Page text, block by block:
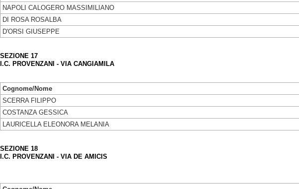
NAPOLI CALOGERO MASSIMILIANO
DI ROSA ROSALBA
D'ORSI GIUSEPPE
SEZIONE 17
I.C. PROVENZANI - VIA CANGIAMILA
Cognome/Nome
SCERRA FILIPPO
COSTANZA GESSICA
LAURICELLA ELEONORA MELANIA
SEZIONE 18
I.C. PROVENZANI - VIA DE AMICIS